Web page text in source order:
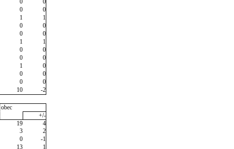
0
0
0
0
1
1
0
0
0
0
1
1
0
0
0
0
1
0
0
0
0
0
10
-2
obec
+/-
19
4
3
2
0
-1
13
1